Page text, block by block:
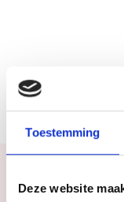
Toestemming
Deze website